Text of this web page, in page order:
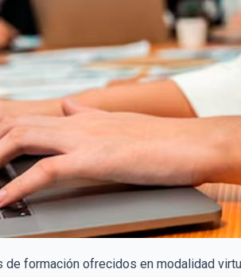
de formación ofrecidos en modalidad